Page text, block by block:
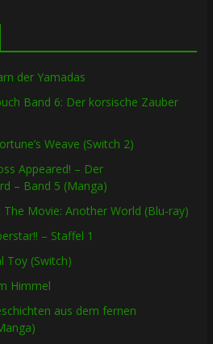
der Yamadas
Band 6: Der korsische Zauber
Weave (Switch 2)
Appeared! – Der
– Band 5 (Manga)
The Movie: Another World (Blu-ray)
– Staffel 1
Toy (Switch)
Himmel
aus dem fernen